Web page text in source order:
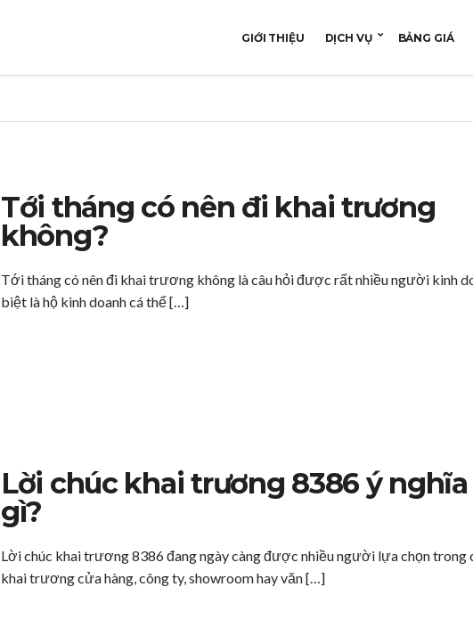
GIỚI THIỆU DỊCH VỤ BẢNG GIÁ
Tới tháng có nên đi khai trương
không?
Tới tháng có nên đi khai trương không là câu hỏi được rất nhiều người kinh
biệt là hộ kinh doanh cá thể […]
Lời chúc khai trương 8386 ý nghĩa
gì?
Lời chúc khai trương 8386 đang ngày càng được nhiều người lựa chọn trong
khai trương cửa hàng, công ty, showroom hay văn […]